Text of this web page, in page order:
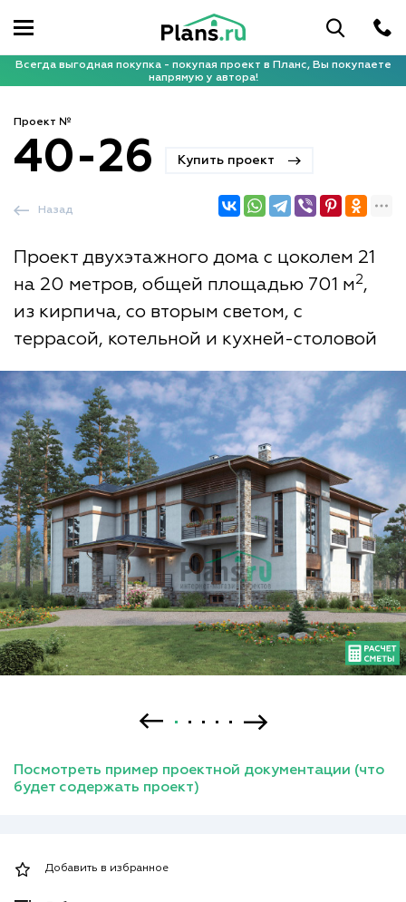
Всегда выгодная покупка - покупая проект в Планс, Вы покупаете
напрямую у автора!
Проект №
40-26 Купить проект
Проект двухэтажного дома с цоколем 21
на 20 метров, общей площадью 701 м2,
из кирпича, со вторым светом, с
террасой, котельной и кухней-столовой
Назад
Посмотреть пример проектной документации (что
будет содержать проект)
Добавить в избранное